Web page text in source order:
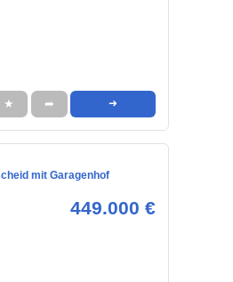
★ ➦ ➜
mit Garagenhof
449.000 €